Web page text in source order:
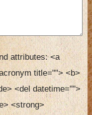
attributes:<a
title=""> <b>
<del datetime="">
<strong>